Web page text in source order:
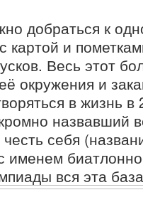
добраться к
картой и
Весь этот
окружения и
в жизнь
назвавший
честь себя
именем
вся эта